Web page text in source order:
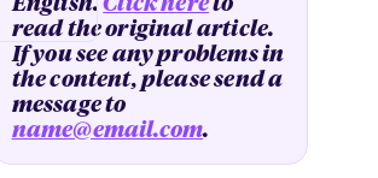
English.Click hereto
read the original article.
If you see any problems in
the content, please send a
message to
name@email.com.